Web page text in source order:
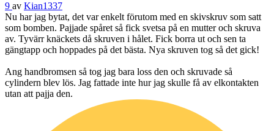
9 av Kian1337
Nu har jag bytat, det var enkelt förutom med en skivskruv som satt
som bomben. Pajjade spåret så fick svetsa på en mutter och skruva
av. Tyvärr knäckets då skruven i hålet. Fick borra ut och sen ta
gängtapp och hoppades på det bästa. Nya skruven tog så det gick!
Ang handbromsen så tog jag bara loss den och skruvade så
cylindern blev lös. Jag fattade inte hur jag skulle få av elkontakten
utan att pajja den.